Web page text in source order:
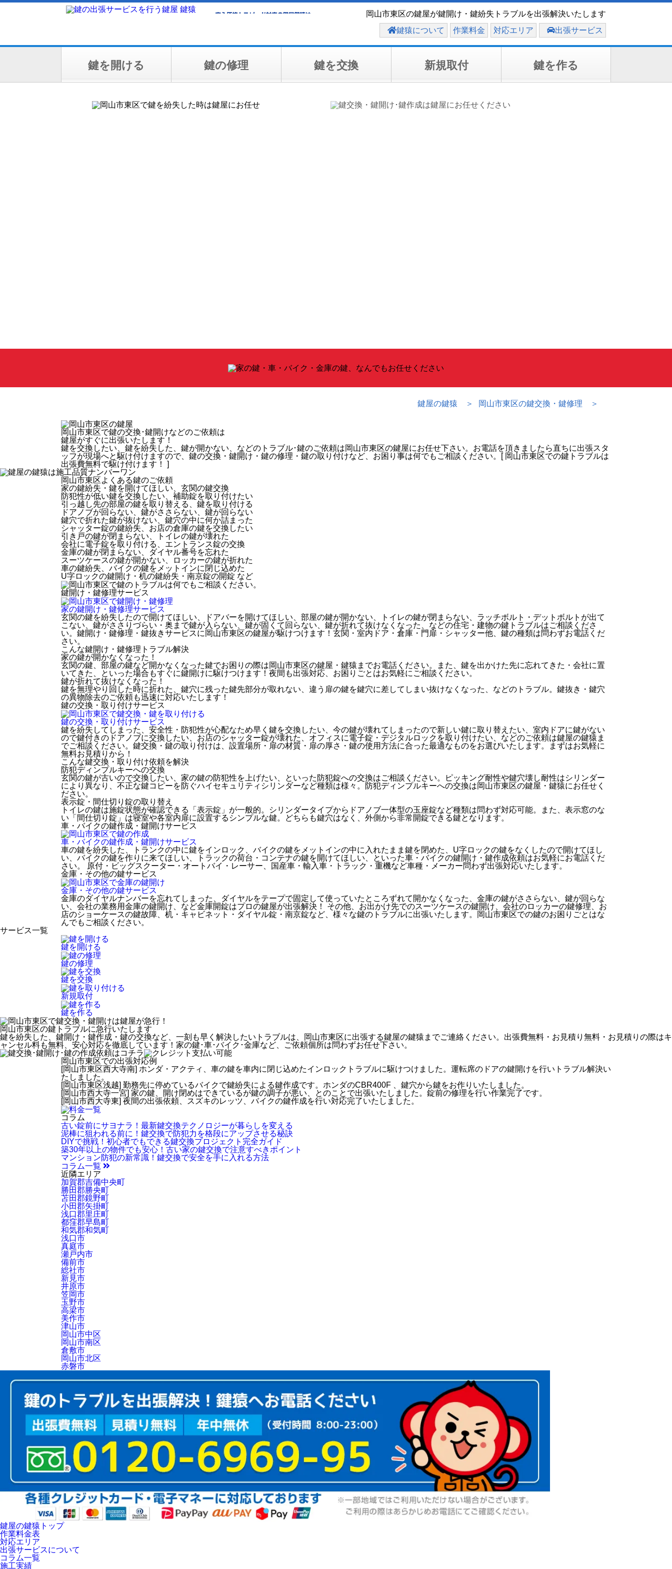
岡山市東区の鍵屋が鍵開け・鍵紛失トラブルを出張解決いたします
鍵猿について
作業料金 対応エリア 出張サービス
鍵を開ける 鍵の修理 鍵を交換 新規取付 鍵を作る
鍵屋の鍵猿 岡山市東区の鍵交換・鍵修理
岡山市東区で鍵の交換･鍵開けなどのご依頼は
鍵屋がすぐに出張いたします！
鍵を交換したい、鍵を紛失した、鍵が開かない、などのトラブル･鍵のご依頼は岡山市東区の鍵屋にお任せ下さい。お電話を頂きましたら直ちに出張スタ
ッフが現場へと駆け付けますので、鍵の交換・鍵開け・鍵の修理・鍵の取り付けなど、お困り事は何でもご相談ください。[ 岡山市東区での鍵トラブルは
出張費無料で駆け付けます！ ]
岡山市東区よくある鍵のご依頼
家の鍵紛失・鍵を開けてほしい、玄関の鍵交換
防犯性が低い鍵を交換したい、補助錠を取り付けたい
引っ越し先の部屋の鍵を取り替える、鍵を取り付ける
ドアノブが回らない、鍵がささらない、鍵が回らない
鍵穴で折れた鍵が抜けない、鍵穴の中に何か詰まった
シャッター錠の鍵紛失、お店の倉庫の鍵を交換したい
引き戸の鍵が閉まらない、トイレの鍵が壊れた
会社に電子錠を取り付ける、エントランス錠の交換
金庫の鍵が閉まらない、ダイヤル番号を忘れた
スーツケースの鍵が開かない、ロッカーの鍵が折れた
車の鍵紛失、バイクの鍵をメットインに閉じ込めた
U字ロックの鍵開け・机の鍵紛失・南京錠の開錠 など
鍵開け・鍵修理サービス
家の鍵開け・鍵修理サービス
玄関の鍵を紛失したので開けてほしい、ドアバーを開けてほしい、部屋の鍵が開かない、トイレの鍵が閉まらない、ラッチボルト・デットボルトが出て
こない、鍵がささりづらい・奥まで鍵が入らない、鍵が固くて回らない、鍵が折れて抜けなくなった、などの住宅・建物の鍵トラブルはご相談くださ
い。鍵開け・鍵修理・鍵抜きサービスに岡山市東区の鍵屋が駆けつけます！玄関・室内ドア・倉庫・門扉・シャッター他、鍵の種類は問わずお電話くだ
さい。
こんな鍵開け・鍵修理トラブル解決
家の鍵が開かなくなった！
玄関の鍵、部屋の鍵など開かなくなった鍵でお困りの際は岡山市東区の鍵屋・鍵猿までお電話ください。また、鍵を出かけた先に忘れてきた・会社に置
いてきた、といった場合もすぐに鍵開けに駆けつけます！夜間も出張対応、お困りごとはお気軽にご相談ください。
鍵が折れて抜けなくなった！
鍵を無理やり回した時に折れた、鍵穴に残った鍵先部分が取れない、違う扉の鍵を鍵穴に差してしまい抜けなくなった、などのトラブル。鍵抜き・鍵穴
の異物除去のご依頼も迅速に対応いたします！
鍵の交換・取り付けサービス
鍵の交換・取り付けサービス
鍵を紛失してしまった、安全性・防犯性が心配なため早く鍵を交換したい、今の鍵が壊れてしまったので新しい鍵に取り替えたい、室内ドアに鍵がない
ので鍵付きのドアノブに交換したい、お店のシャッター錠が壊れた、オフィスに電子錠・デジタルロックを取り付けたい、などのご依頼は鍵屋の鍵猿ま
でご相談ください。鍵交換・鍵の取り付けは、設置場所・扉の材質・扉の厚さ・鍵の使用方法に合った最適なものをお選びいたします。まずはお気軽に
無料お見積りから！
こんな鍵交換・取り付け依頼を解決
防犯ディンプルキーへの交換
玄関の鍵が古いので交換したい、家の鍵の防犯性を上げたい、といった防犯錠への交換はご相談ください。ピッキング耐性や鍵穴壊し耐性はシリンダー
により異なり、不正な鍵コピーを防ぐハイセキュリティシリンダーなど種類は様々。防犯ディンプルキーへの交換は岡山市東区の鍵屋・鍵猿にお任せく
ださい。
表示錠・間仕切り錠の取り替え
トイレの鍵は施錠状態が確認できる「表示錠」が一般的。シリンダータイプからドアノブ一体型の玉座錠など種類は問わず対応可能。また、表示窓のな
い「間仕切り錠」は寝室や各室内扉に設置するシンプルな鍵。どちらも鍵穴はなく、外側から非常開錠できる鍵となります。
車・バイクの鍵作成・鍵開けサービス
車・バイクの鍵作成・鍵開けサービス
車の鍵を紛失した、トランクの中に鍵をインロック、バイクの鍵をメットインの中に入れたまま鍵を閉めた、U字ロックの鍵をなくしたので開けてほし
い、バイクの鍵を作りに来てほしい、トラックの荷台・コンテナの鍵を開けてほしい、といった車・バイクの鍵開け・鍵作成依頼はお気軽にお電話くだ
さい。 原付・ビッグスクーター・オートバイ・レーサー、国産車・輸入車・トラック・重機など車種・メーカー問わず出張対応いたします。
金庫・その他の鍵サービス
金庫・その他の鍵サービス
金庫のダイヤルナンバーを忘れてしまった、ダイヤルをテープで固定して使っていたところずれて開かなくなった、金庫の鍵がささらない、鍵が回らな
い、会社の業務用金庫の鍵開け、など金庫開錠はプロの鍵屋が出張解決！ その他、お出かけ先でのスーツケースの鍵開け、会社のロッカーの鍵修理、お
店のショーケースの鍵故障、机・キャビネット・ダイヤル錠・南京錠など、様々な鍵のトラブルに出張いたします。岡山市東区での鍵のお困りごとはな
んでもご相談ください。
サービス一覧
鍵を開ける
鍵の修理
鍵を交換
新規取付
鍵を作る
岡山市東区の鍵トラブルに急行いたします
鍵を紛失した、鍵開け・鍵作成・鍵の交換など、一刻も早く解決したいトラブルは、岡山市東区に出張する鍵屋の鍵猿までご連絡ください。出張費無料・お見積り無料・お見積りの際はキ
ャンセル料も無料、安心対応を徹底しています！家の鍵･車･バイク･金庫など、ご依頼個所は問わずお任せ下さい。
岡山市東区での出張対応例
[岡山市東区西大寺南] ホンダ・アクティ、車の鍵を車内に閉じ込めたインロックトラブルに駆けつけました。運転席のドアの鍵開けを行いトラブル解決い
たしました。
[岡山市東区浅越] 勤務先に停めているバイクで鍵紛失による鍵作成です。ホンダのCBR400F 、鍵穴から鍵をお作りいたしました。
[岡山市西大寺一宮] 家の鍵、開け閉めはできているが鍵の調子が悪い、とのことで出張いたしました。錠前の修理を行い作業完了です。
[岡山市西大寺東] 夜間の出張依頼、スズキのレッツ、バイクの鍵作成を行い対応完了いたしました。
コラム
古い錠前にサヨナラ！最新鍵交換テクノロジーが暮らしを変える
泥棒に狙われる前に！鍵交換で防犯力を格段にアップさせる秘訣
DIYで挑戦！初心者でもできる鍵交換プロジェクト完全ガイド
築30年以上の物件でも安心！古い家の鍵交換で注意すべきポイント
マンション防犯の新常識！鍵交換で安全を手に入れる方法
コラム一覧
近隣エリア
加賀郡吉備中央町
勝田郡勝央町
苫田郡鏡野町
小田郡矢掛町
浅口郡里庄町
都窪郡早島町
和気郡和気町
浅口市
真庭市
瀬戸内市
備前市
総社市
新見市
井原市
笠岡市
玉野市
高梁市
美作市
津山市
岡山市中区
岡山市南区
倉敷市
岡山市北区
赤磐市
鍵屋の鍵猿トップ
作業料金表
対応エリア
出張サービスについて
コラム一覧
施工実績